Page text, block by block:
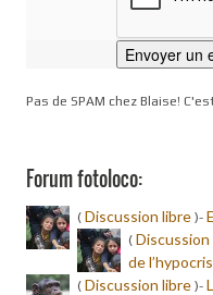
Pas de SPAM chez Blaise!
Forum fotoloco:
( Discussion libre )-
( Discussion
de
( Discussion libre )-